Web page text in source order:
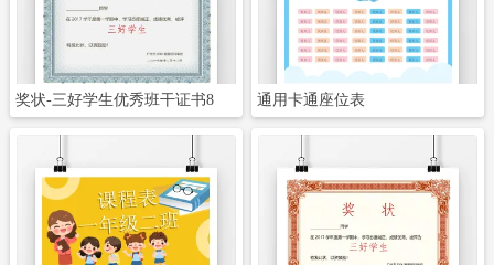
奖状-三好学生优秀班干证书8 通用卡通座位表